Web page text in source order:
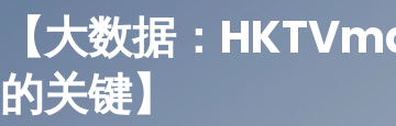
【大数据：
的关键】